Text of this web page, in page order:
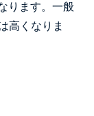
ります。一般
高くなりま